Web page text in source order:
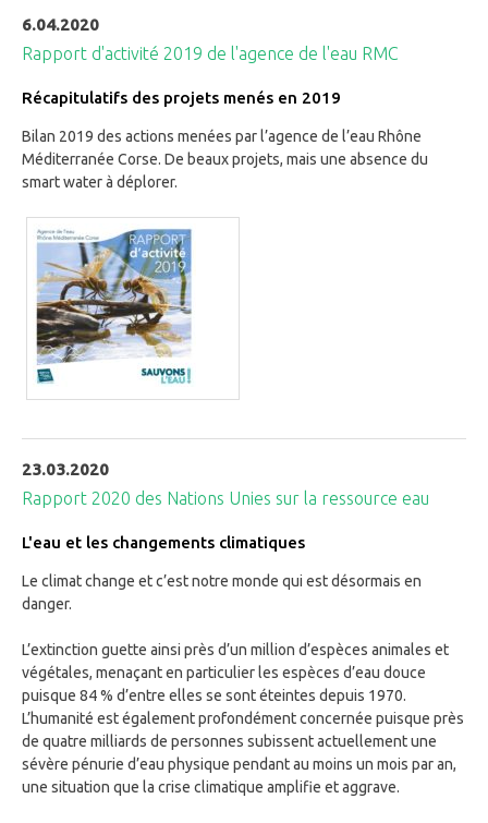
6.04.2020
Rapport d'activité 2019 de l'agence de l'eau RMC
Récapitulatifs des projets menés en 2019
Bilan 2019 des actions menées par l’agence de l’eau Rhône
Méditerranée Corse. De beaux projets, mais une absence du
smart water à déplorer.
23.03.2020
Rapport 2020 des Nations Unies sur la ressource eau
L'eau et les changements climatiques
Le climat change et c’est notre monde qui est désormais en
danger.
L’extinction guette ainsi près d’un million d’espèces animales et
végétales, menaçant en particulier les espèces d’eau douce
puisque 84 % d’entre elles se sont éteintes depuis 1970.
L’humanité est également profondément concernée puisque près
de quatre milliards de personnes subissent actuellement une
sévère pénurie d’eau physique pendant au moins un mois par an,
une situation que la crise climatique amplifie et aggrave.